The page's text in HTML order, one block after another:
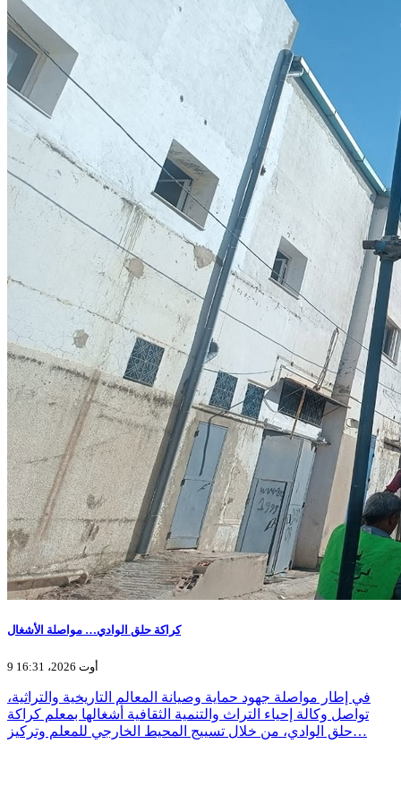
كراكة حلق الوادي… مواصلة الأشغال
9 أوت 2026، 16:31
في إطار مواصلة جهود حماية وصيانة المعالم التاريخية والتراثية،
تواصل وكالة إحياء التراث والتنمية الثقافية أشغالها بمعلم كراكة
حلق الوادي، من خلال تسييج المحيط الخارجي للمعلم وتركيز…